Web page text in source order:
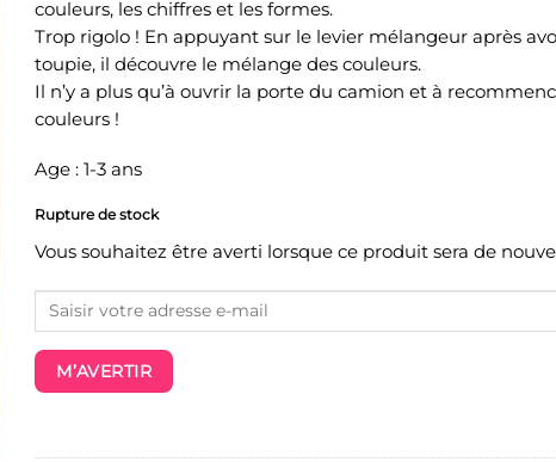
couleurs, les chiffres et les formes.
Trop rigolo ! En appuyant sur le levier mélangeur après
toupie, il découvre le mélange des couleurs.
Il n’y a plus qu’à ouvrir la porte du camion et à
couleurs !
Age : 1-3 ans
Rupture de stock
Vous souhaitez être averti lorsque ce produit sera de
M’AVERTIR